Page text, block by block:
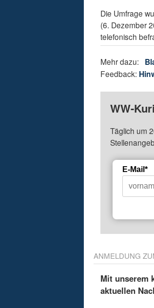
Die Umfrage
(6. Dezember
telefonisch
Mehr dazu:
Feedback:
WW-
Täglich um
E-Mail*
ANMELDUNG
Mit unserem
aktuellen